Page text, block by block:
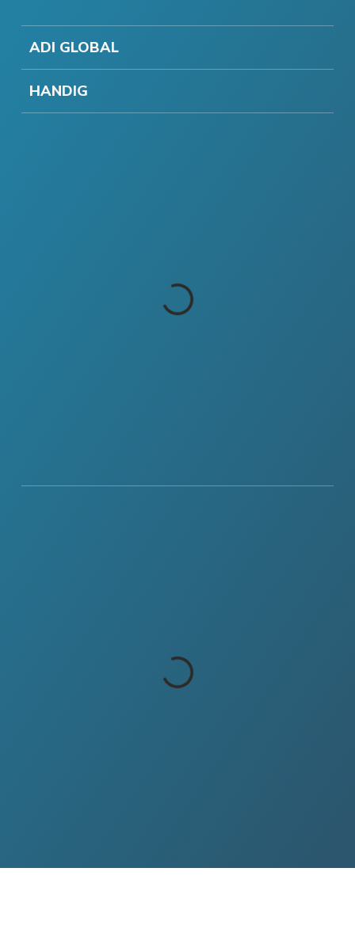
ADI GLOBAL
HANDIG